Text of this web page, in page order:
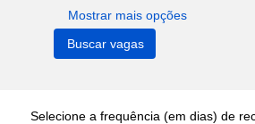
Mostrar mais opções
Selecione a frequência (em dias) de